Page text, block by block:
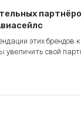
этих брендов
увеличить свой